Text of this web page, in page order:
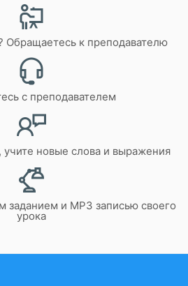
Обращаетесь к преподавателю
с преподавателем
учите новые слова и выражения
заданием и MP3 записью своего
урока